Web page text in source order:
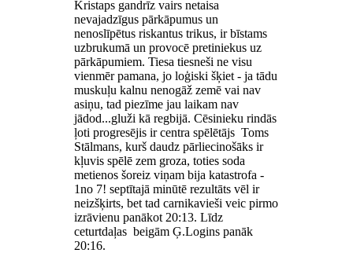
Kristaps gandrīz vairs netaisa
nevajadzīgus pārkāpumus un
nenoslīpētus riskantus trikus, ir bīstams
uzbrukumā un provocē pretiniekus uz
pārkāpumiem. Tiesa tiesneši ne visu
vienmēr pamana, jo loģiski šķiet - ja tādu
muskuļu kalnu nenogāž zemē vai nav
asiņu, tad piezīme jau laikam nav
jādod...gluži kā regbijā. Cēsinieku rindās
ļoti progresējis ir centra spēlētājs Toms
Stālmans, kurš daudz pārliecinošāks ir
kļuvis spēlē zem groza, toties soda
metienos šoreiz viņam bija katastrofa -
1no 7! septītajā minūtē rezultāts vēl ir
neizšķirts, bet tad carnikavieši veic pirmo
izrāvienu panākot 20:13. Līdz
ceturtdaļas beigām Ģ.Logins panāk
20:16.